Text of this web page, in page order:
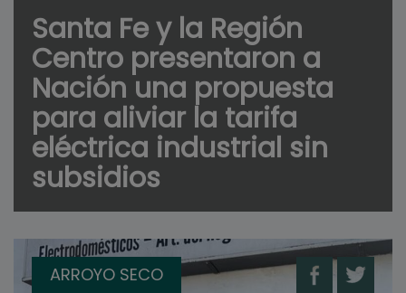
Santa Fe y la Región
Centro presentaron a
Nación una propuesta
para aliviar la tarifa
eléctrica industrial sin
subsidios
ARROYO SECO